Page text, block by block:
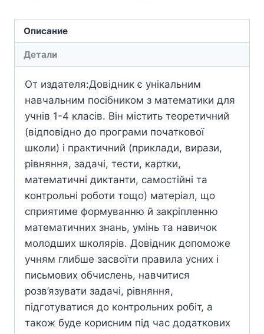
Описание
Детали
От издателя:Довідник є унікальним
навчальним посібником з математики для
учнів 1-4 класів. Він містить теоретичний
(відповідно до програми початкової
школи) і практичний (приклади, вирази,
рівняння, задачі, тести, картки,
математичні диктанти, самостійні та
контрольні роботи тощо) матеріал, що
сприятиме формуванню й закріпленню
математичних знань, умінь та навичок
молодших школярів. Довідник допоможе
учням глибше засвоїти правила усних і
письмових обчислень, навчитися
розв’язувати задачі, рівняння,
підготуватися до контрольних робіт, а
також буде корисним під час додаткових